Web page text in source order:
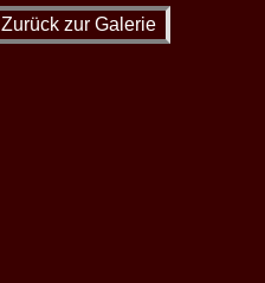
Zurück zur Galerie